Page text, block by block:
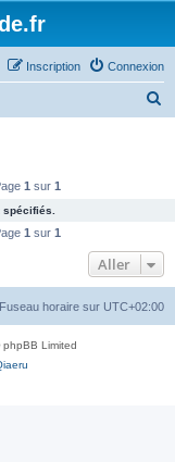
Connexion
Inscription
c
e
1 sur 1
1 sur 1
Aller
Fuseau horaire sur UTC+02:00
Limited